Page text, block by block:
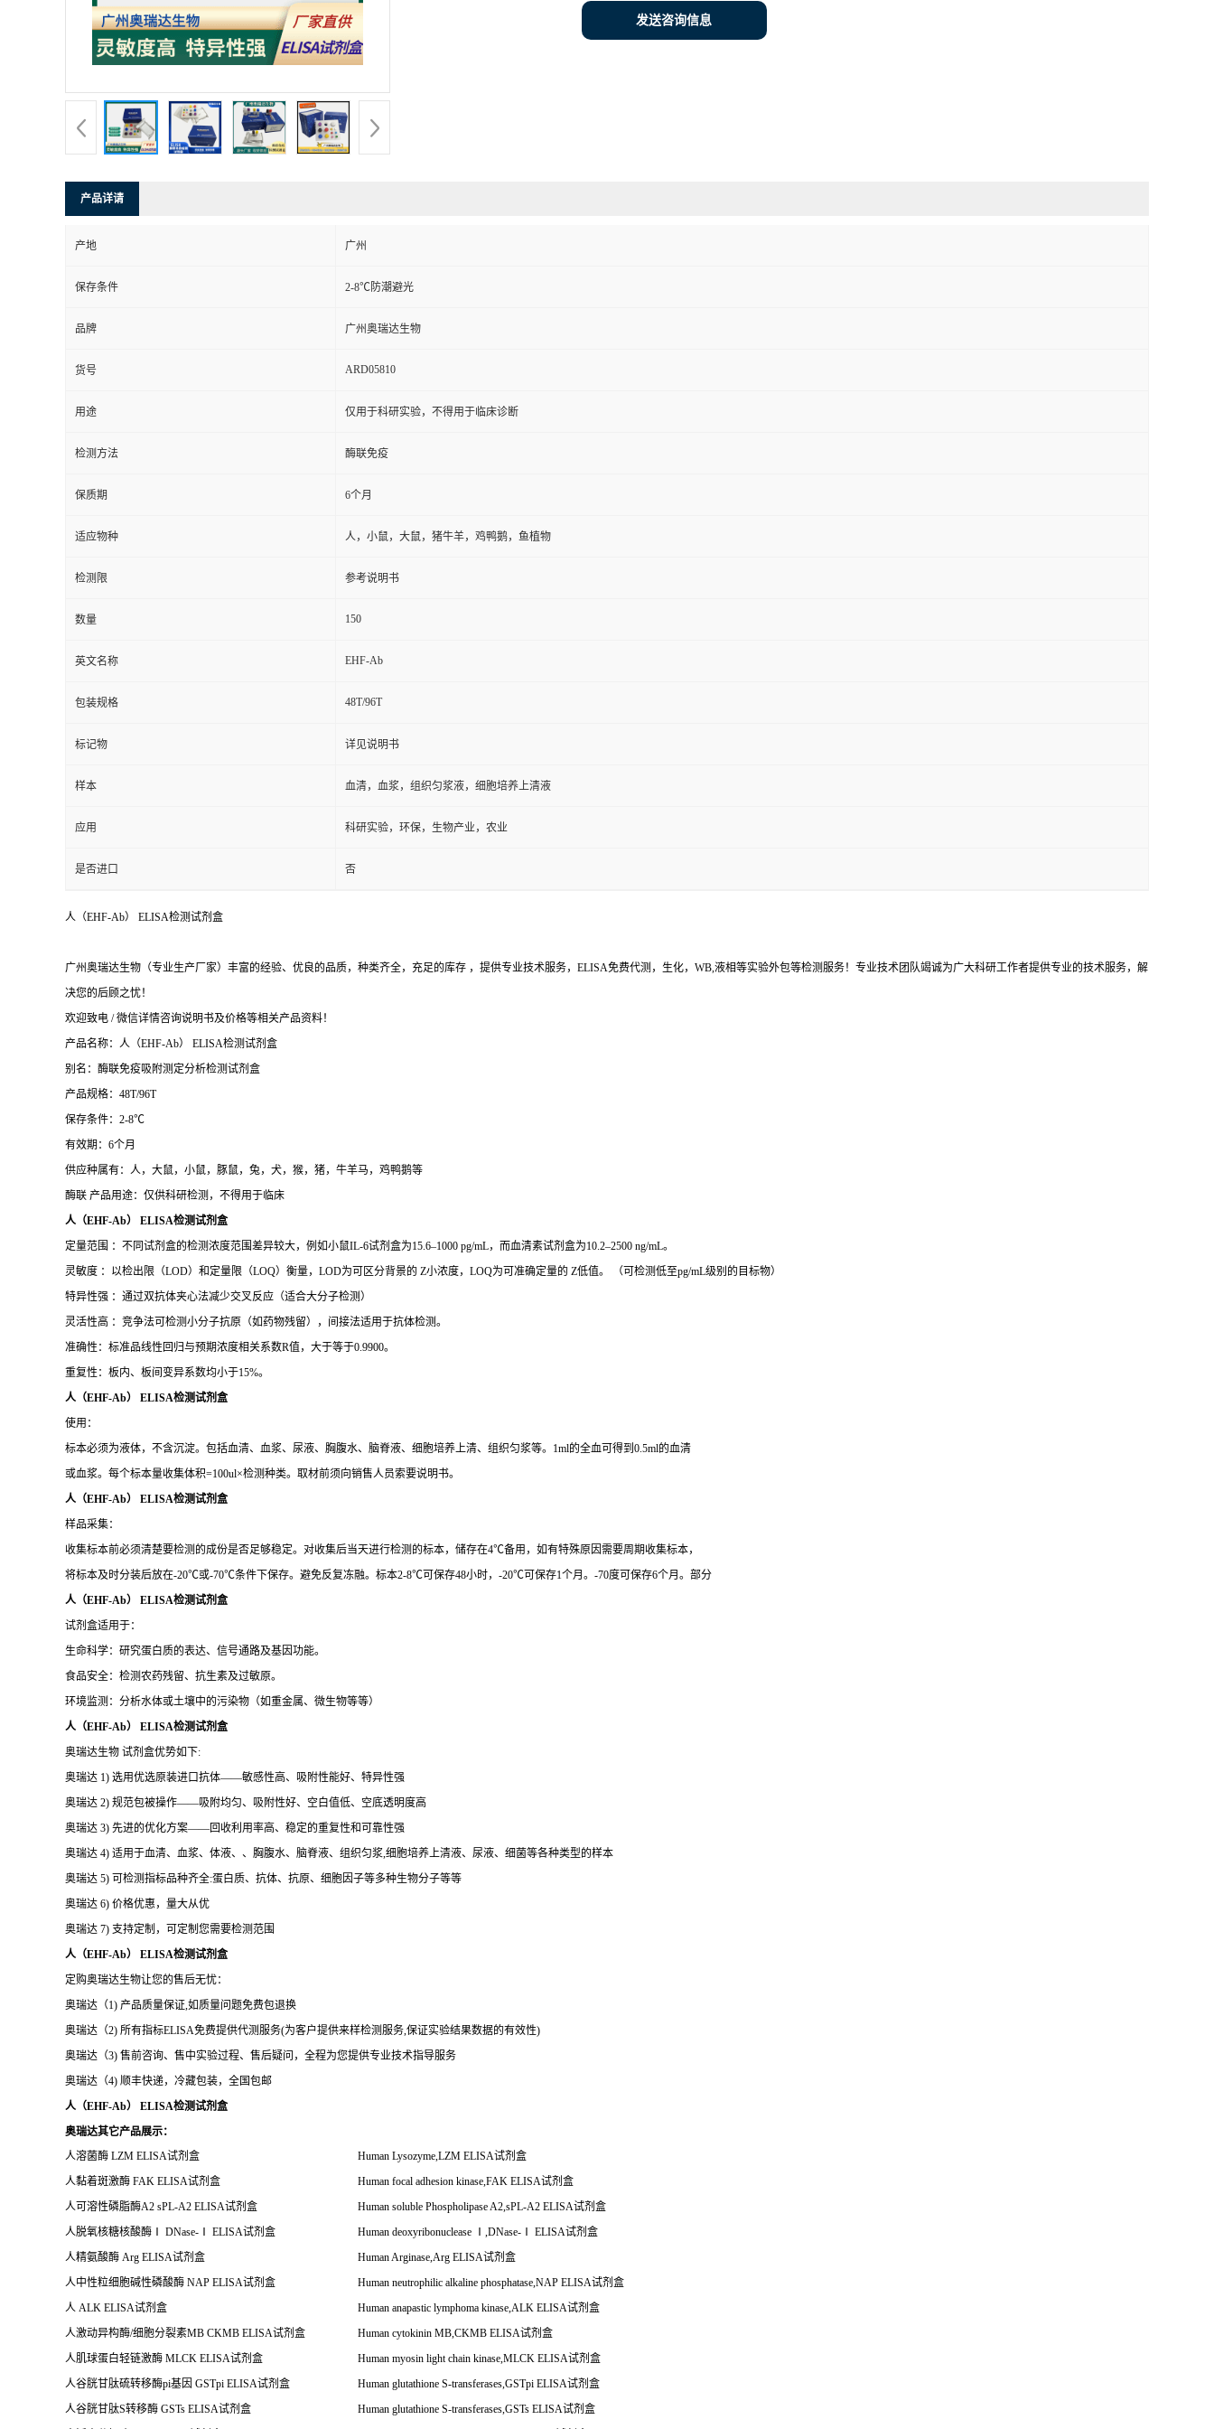
发送咨询信息
产品详请
产地 广州
保存条件 2-8℃防潮避光
品牌 广州奥瑞达生物
货号 ARD05810
用途 仅用于科研实验，不得用于临床诊断
检测方法 酶联免疫
保质期 6个月
适应物种 人，小鼠，大鼠，猪牛羊，鸡鸭鹅，鱼植物
检测限 参考说明书
数量 150
英文名称 EHF-Ab
包装规格 48T/96T
标记物 详见说明书
样本 血清，血浆，组织匀浆液，细胞培养上清液
应用 科研实验，环保，生物产业，农业
是否进口 否
人（EHF-Ab） ELISA检测试剂盒
广州奥瑞达生物（专业生产厂家）丰富的经验、优良的品质，种类齐全，充足的库存 ，提供专业技术服务，ELISA免费代测，生化，WB,液相等实验外包等检测服务！专业技术团队竭诚为广大科研工作者提供专业的技术服务，解
决您的后顾之忧！
欢迎致电 / 微信详情咨询说明书及价格等相关产品资料！
产品名称： 人（EHF-Ab） ELISA检测试剂盒
别名：酶联免疫吸附测定分析检测试剂盒
产品规格：48T/96T
保存条件：2-8℃
有效期：6个月
供应种属有：人，大鼠，小鼠，豚鼠，兔，犬，猴，猪，牛羊马，鸡鸭鹅等
酶联 产品用途：仅供科研检测，不得用于临床
人（EHF-Ab） ELISA检测试剂盒
定量范围 ：不同试剂盒的检测浓度范围差异较大，例如小鼠IL-6试剂盒为15.6–1000 pg/mL，而血清素试剂盒为10.2–2500 ng/mL。
灵敏度 ：以检出限（LOD）和定量限（LOQ）衡量，LOD为可区分背景的 Z小浓度，LOQ为可准确定量的 Z低值。 （可检测低至pg/mL级别的目标物）
特异性强 ：通过双抗体夹心法减少交叉反应（适合大分子检测）
灵活性高 ：竞争法可检测小分子抗原（如药物残留），间接法适用于抗体检测。
准确性：标准品线性回归与预期浓度相关系数R值，大于等于0.9900。
重复性：板内、板间变异系数均小于15%。
人（EHF-Ab） ELISA检测试剂盒
使用：
标本必须为液体，不含沉淀。包括血清、血浆、尿液、胸腹水、脑脊液、细胞培养上清、组织匀浆等。1ml的全血可得到0.5ml的血清
或血浆。每个标本量收集体积=100ul×检测种类。取材前须向销售人员索要说明书。
人（EHF-Ab） ELISA检测试剂盒
样品采集：
收集标本前必须清楚要检测的成份是否足够稳定。对收集后当天进行检测的标本，储存在4℃备用，如有特殊原因需要周期收集标本，
将标本及时分装后放在-20℃或-70℃条件下保存。避免反复冻融。标本2-8℃可保存48小时，-20℃可保存1个月。-70度可保存6个月。部分
人（EHF-Ab） ELISA检测试剂盒
试剂盒适用于：
生命科学：研究蛋白质的表达、信号通路及基因功能。
食品安全：检测农药残留、抗生素及过敏原。
环境监测：分析水体或土壤中的污染物（如重金属、微生物等等）
人（EHF-Ab） ELISA检测试剂盒
奥瑞达生物 试剂盒优势如下:
奥瑞达 1) 选用优选原装进口抗体——敏感性高、吸附性能好、特异性强
奥瑞达 2) 规范包被操作——吸附均匀、吸附性好、空白值低、空底透明度高
奥瑞达 3) 先进的优化方案——回收利用率高、稳定的重复性和可靠性强
奥瑞达 4) 适用于血清、血浆、体液、、胸腹水、脑脊液、组织匀浆,细胞培养上清液、尿液、细菌等各种类型的样本
奥瑞达 5) 可检测指标品种齐全:蛋白质、抗体、抗原、细胞因子等多种生物分子等等
奥瑞达 6) 价格优惠，量大从优
奥瑞达 7) 支持定制，可定制您需要检测范围
人（EHF-Ab） ELISA检测试剂盒
定购奥瑞达生物让您的售后无忧：
奥瑞达（1) 产品质量保证,如质量问题免费包退换
奥瑞达（2) 所有指标ELISA免费提供代测服务(为客户提供来样检测服务,保证实验结果数据的有效性)
奥瑞达（3) 售前咨询、售中实验过程、售后疑问，全程为您提供专业技术指导服务
奥瑞达（4) 顺丰快递，冷藏包装，全国包邮
人（EHF-Ab） ELISA检测试剂盒
奥瑞达其它产品展示：
人溶菌酶 LZM ELISA试剂盒 Human Lysozyme,LZM ELISA试剂盒
人黏着斑激酶 FAK ELISA试剂盒 Human focal adhesion kinase,FAK ELISA试剂盒
人可溶性磷脂酶A2 sPL-A2 ELISA试剂盒 Human soluble Phospholipase A2,sPL-A2 ELISA试剂盒
人脱氧核糖核酸酶 Ⅰ DNase- Ⅰ ELISA试剂盒 Human deoxyribonuclease Ⅰ ,DNase- Ⅰ ELISA试剂盒
人精氨酸酶 Arg ELISA试剂盒 Human Arginase,Arg ELISA试剂盒
人中性粒细胞碱性磷酸酶 NAP ELISA试剂盒 Human neutrophilic alkaline phosphatase,NAP ELISA试剂盒
人 ALK ELISA试剂盒 Human anapastic lymphoma kinase,ALK ELISA试剂盒
人激动异构酶/细胞分裂素MB CKMB ELISA试剂盒 Human cytokinin MB,CKMB ELISA试剂盒
人肌球蛋白轻链激酶 MLCK ELISA试剂盒 Human myosin light chain kinase,MLCK ELISA试剂盒
人谷胱甘肽硫转移酶pi基因 GSTpi ELISA试剂盒 Human glutathione S-transferases,GSTpi ELISA试剂盒
人谷胱甘肽S转移酶 GSTs ELISA试剂盒 Human glutathione S-transferases,GSTs ELISA试剂盒